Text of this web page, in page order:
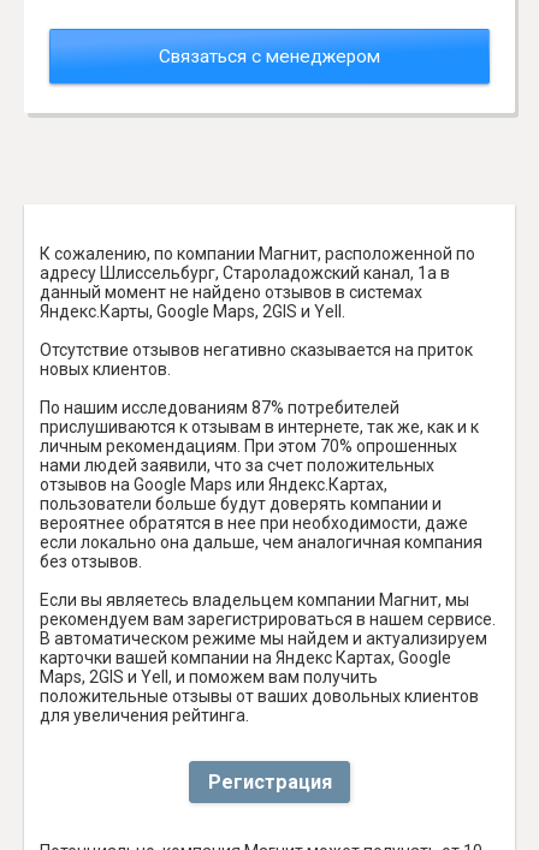
Связаться с менеджером
К сожалению, по компании Магнит, расположенной по
адресу Шлиссельбург, Староладожский канал, 1а в
данный момент не найдено отзывов в системах
Яндекс.Карты, Google Maps, 2GIS и Yell.
Отсутствие отзывов негативно сказывается на приток
новых клиентов.
По нашим исследованиям 87% потребителей
прислушиваются к отзывам в интернете, так же, как и к
личным рекомендациям. При этом 70% опрошенных
нами людей заявили, что за счет положительных
отзывов на Google Maps или Яндекс.Картах,
пользователи больше будут доверять компании и
вероятнее обратятся в нее при необходимости, даже
если локально она дальше, чем аналогичная компания
без отзывов.
Если вы являетесь владельцем компании Магнит, мы
рекомендуем вам зарегистрироваться в нашем сервисе.
В автоматическом режиме мы найдем и актуализируем
карточки вашей компании на Яндекс Картах, Google
Maps, 2GIS и Yell, и поможем вам получить
положительные отзывы от ваших довольных клиентов
для увеличения рейтинга.
Регистрация